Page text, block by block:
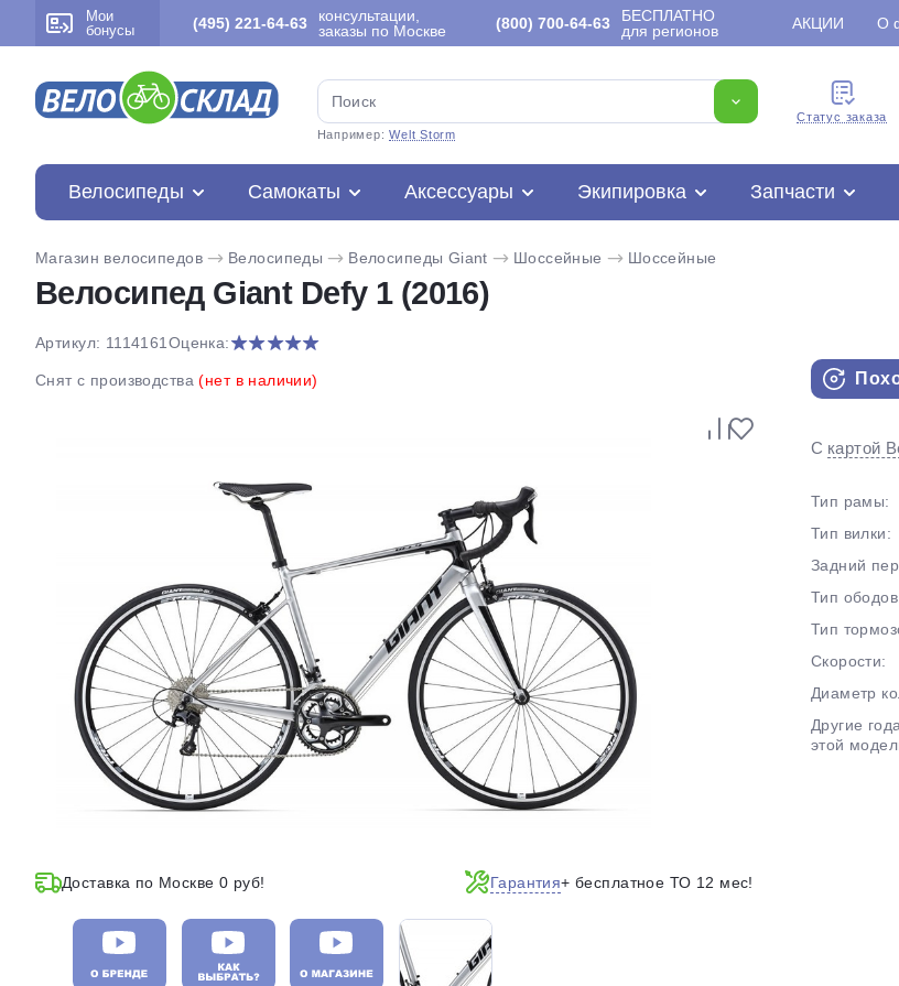
Мои
бонусы
(495) 221-64-63
консультации,
заказы по Москве
(800) 700-64-63
БЕСПЛАТНО
для регионов
АКЦИИ О
Например:Welt Storm
Cтатус заказа
Велосипеды Самокаты Аксессуары Экипировка Запчасти
Магазин велосипедов Велосипеды Велосипеды Giant Шоссейные Шоссейные
Велосипед Giant Defy 1 (2016)
Артикул: 1114161 Оценка:
Снят с производства(нет в наличии)
Доставка по Москве 0 руб! Гарантия+ бесплатное ТО 12 мес!
С картой
Тип рамы:
Тип вилки:
Задний
Тип
Тип
Скорости:
Диаметр
Другие года
этой
на части
без переплат
График платежей
Сегодня
25%